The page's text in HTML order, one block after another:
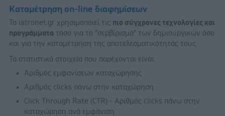
Καταμέτρηση on-line διαφημίσεων
Το iatronet.gr χρησιμοποιεί τις πιο σύγχρονες τεχνολογίες και
προγράμματα τόσο για το "σερβίρισμα" των δημιουργικών όσο
και για την καταμέτρηση της αποτελεσματικότητάς τους.
Τα στατιστικά στοιχεία που παρέχονται είναι:
Αριθμός εμφανίσεων καταχώρησης
Αριθμός clicks πάνω στην καταχώρηση
Click Through Rate (CTR) - Αριθμός clicks πάνω στην
καταχώρηση ανά εμφάνιση